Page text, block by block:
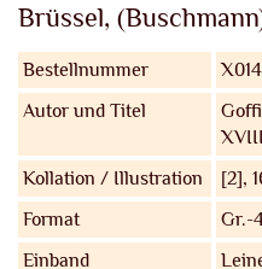
Brüssel,
Bestellnummer
X014
Autor und Titel
Kollation / Illustration
[2],
Format
Gr.-
Einband